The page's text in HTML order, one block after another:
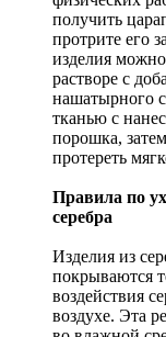
получить
протрите его
изделия
растворе с
нашатырного
тканью с
порошка,
протереть
Правила по
серебра
Изделия из
покрываются
воздействия
воздухе. Эта